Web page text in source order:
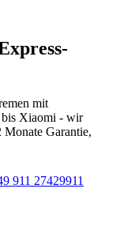
mit
bis Xiaomi - wir
Monate Garantie,
911 27429911